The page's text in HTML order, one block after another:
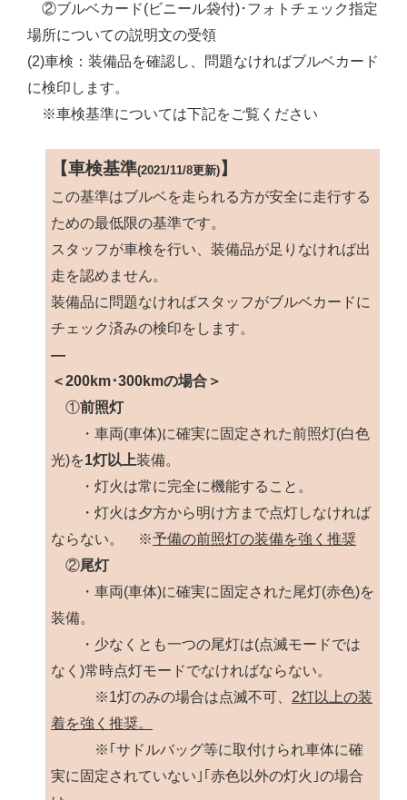
②ブルベカード(ビニール袋付)･フォトチェック指定
場所についての説明文の受領
(2)車検：装備品を確認し、問題なければブルベカード
に検印します。
※車検基準については下記をご覧ください
【車検基準(2021/11/8更新) 】
この基準はブルベを走られる方が安全に走行する
ための最低限の基準です。
スタッフが車検を行い、装備品が足りなければ出
走を認めません。
装備品に問題なければスタッフがブルベカードに
チェック済みの検印をします。
—
＜200km･300kmの場合＞
①前照灯
・車両(車体)に確実に固定された前照灯(白色
光)を1灯以上装備。
・灯火は常に完全に機能すること。
・灯火は夕方から明け方まで点灯しなければ
ならない。 ※予備の前照灯の装備を強く推奨
②尾灯
・車両(車体)に確実に固定された尾灯(赤色)を
装備。
・少なくとも一つの尾灯は(点滅モードでは
なく)常時点灯モードでなければならない。
※1灯のみの場合は点滅不可、 2灯以上の装
着を強く推奨。
※｢サドルバッグ等に取付けられ車体に確
実に固定されていない｣｢赤色以外の灯火｣の場合